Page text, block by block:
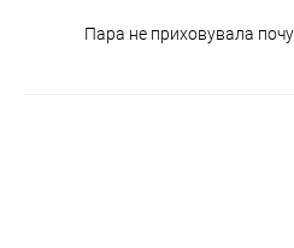
Пара не приховувала